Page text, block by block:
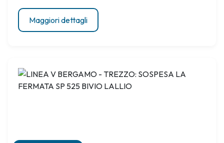
Maggiori dettagli